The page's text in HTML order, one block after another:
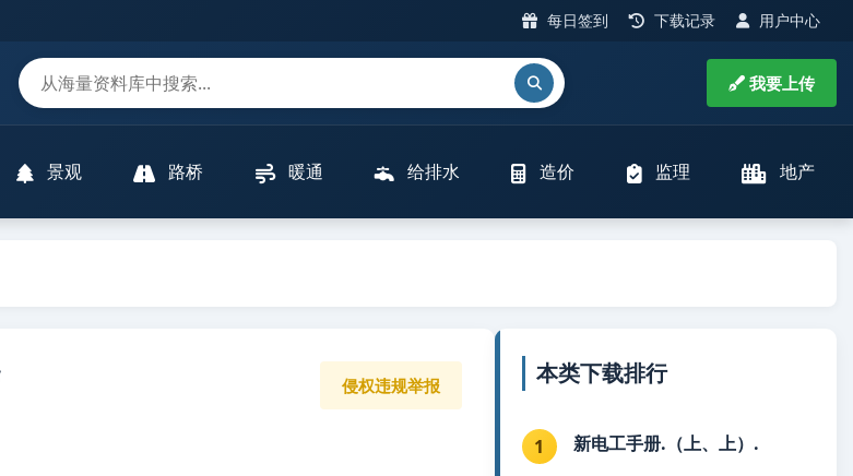
每日签到 下载记录 用户中心
我要上传
景观 路桥 暖通 给排水 造价 监理 地产
侵权违规举报 本类下载排行
1 新电工手册.（上、上）.